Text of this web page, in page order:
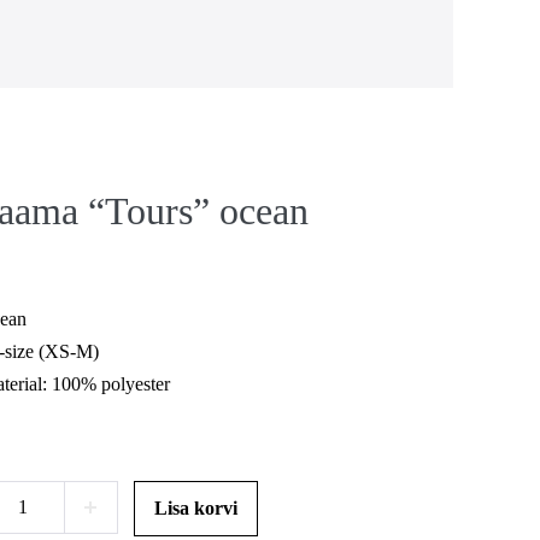
“Tours” ocean
size (XS-M)
100% polyester
Lisa korvi